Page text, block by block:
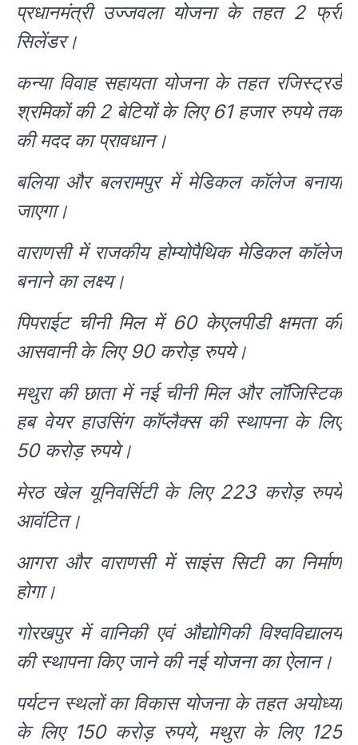
प्रधानमंत्री उज्जवला योजना के तहत 2 फ्री
सिलेंडर।
कन्या विवाह सहायता योजना के तहत रजिस्ट्रर्ड
श्रमिकों की 2 बेटियों के लिए 61 हजार रुपये तक
की मदद का प्रावधान।
बलिया और बलरामपुर में मेडिकल कॉलेज बनाया
जाएगा।
वाराणसी में राजकीय होम्योपैथिक मेडिकल कॉलेज
बनाने का लक्ष्य।
पिपराईट चीनी मिल में 60 केएलपीडी क्षमता की
आसवानी के लिए 90 करोड़ रुपये।
मथुरा की छाता में नई चीनी मिल और लॉजिस्टिक
हब वेयर हाउसिंग कॉप्लैक्स की स्थापना के लिए
50 करोड़ रुपये।
मेरठ खेल यूनिवर्सिटी के लिए 223 करोड़ रुपये
आवंटित।
आगरा और वाराणसी में साइंस सिटी का निर्माण
होगा।
गोरखपुर में वानिकी एवं औद्योगिकी विश्वविद्यालय
की स्थापना किए जाने की नई योजना का ऐलान।
पर्यटन स्थलों का विकास योजना के तहत अयोध्या
के लिए 150 करोड़ रुपये, मथुरा के लिए 125